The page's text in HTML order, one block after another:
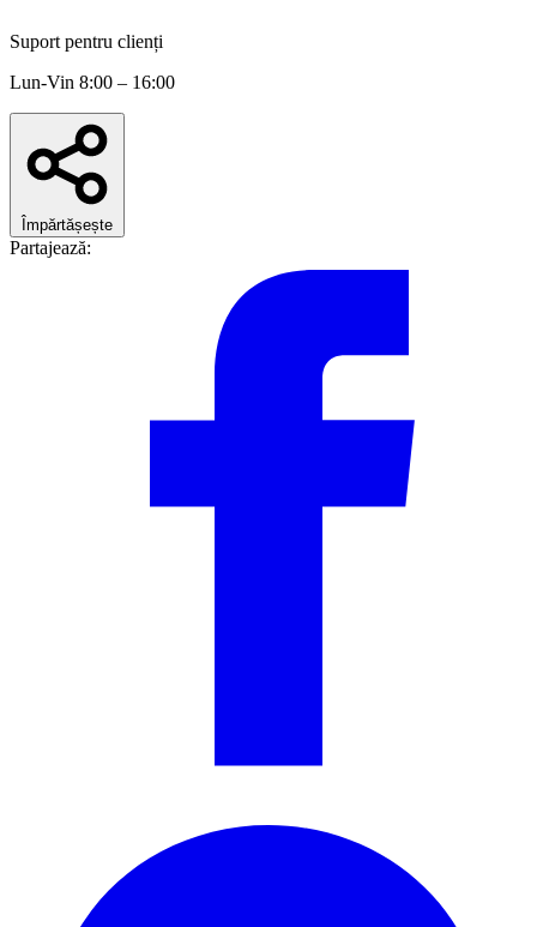
Suport pentru clienți
Lun-Vin 8:00 – 16:00
Împărtășește
Partajează: